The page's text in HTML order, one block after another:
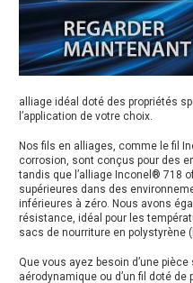
alliage idéal doté des propriétés
l’application de votre choix.
Nos fils en alliages, comme le fil
corrosion, sont conçus pour des
tandis que l’alliage Inconel® 718
supérieures dans des
inférieures à zéro. Nous avons
résistance, idéal pour les
sacs de nourriture en polystyrène
Que vous ayez besoin d’une
aérodynamique ou d’un fil doté